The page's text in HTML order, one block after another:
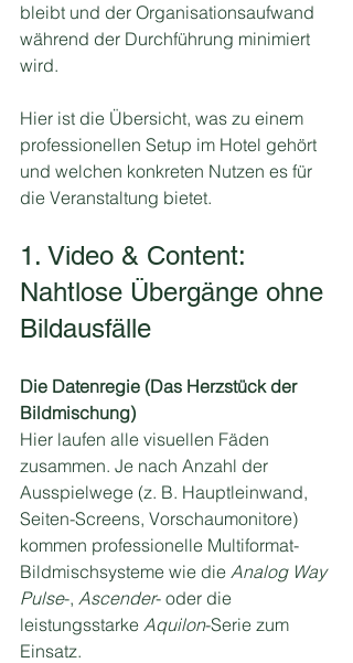
bleibt und der Organisationsaufwand
während der Durchführung minimiert
wird.
Hier ist die Übersicht, was zu einem
professionellen Setup im Hotel gehört
und welchen konkreten Nutzen es für
die Veranstaltung bietet.
1. Video & Content:
Nahtlose Übergänge ohne
Bildausfälle
Die Datenregie (Das Herzstück der
Bildmischung)
Hier laufen alle visuellen Fäden
zusammen. Je nach Anzahl der
Ausspielwege (z. B. Hauptleinwand,
Seiten-Screens, Vorschaumonitore)
kommen professionelle Multiformat-
Bildmischsysteme wie die Analog Way
Pulse-, Ascender- oder die
leistungsstarke Aquilon-Serie zum
Einsatz.